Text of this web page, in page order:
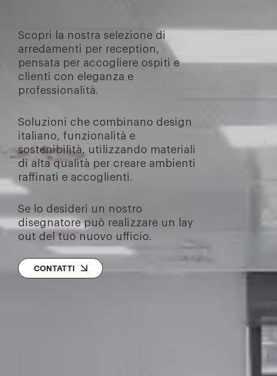
Scopri la nostra selezione di
arredamenti per reception,
pensata per accogliere ospiti e
clienti con eleganza e
professionalità.
Soluzioni che combinano design
italiano, funzionalità e
sostenibilità, utilizzando materiali
di alta qualità per creare ambienti
raffinati e accoglienti.
Se lo desideri un nostro
disegnatore può realizzare un lay
out del tuo nuovo ufficio.
CONTATTI